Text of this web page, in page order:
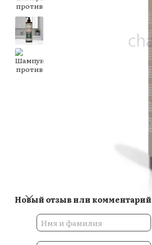
Новый отзыв или комментарий